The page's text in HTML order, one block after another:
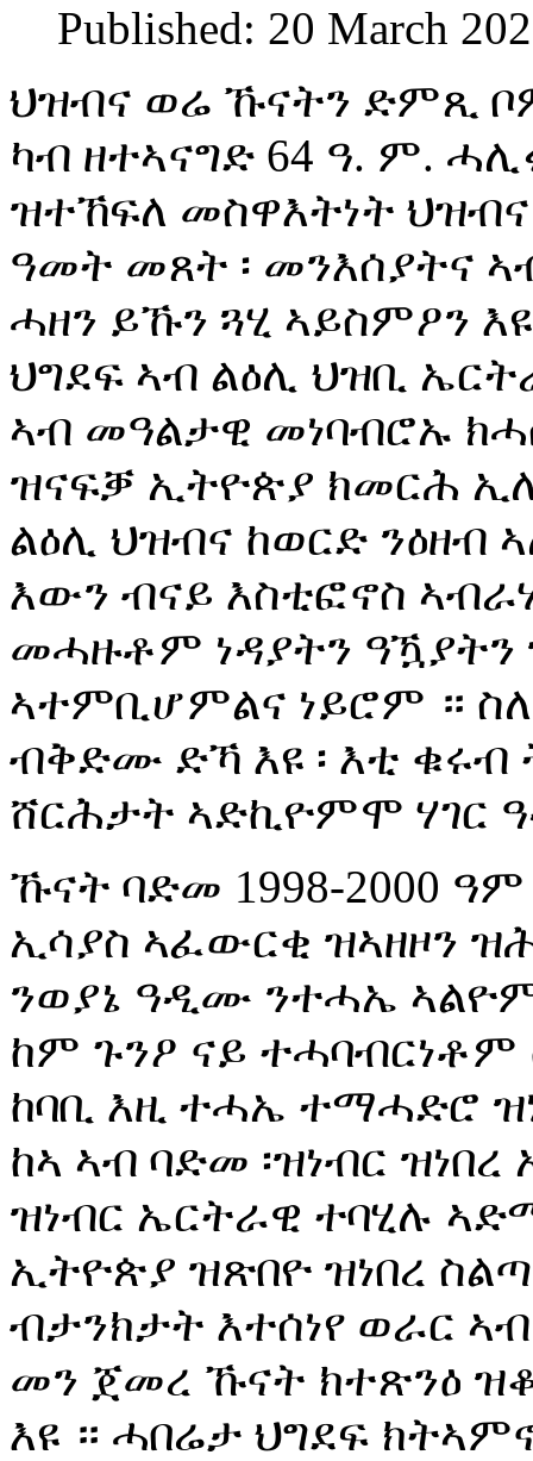
Published: 20 March
ህዝብና ወሬ ኹናትን ድምጺ
ካብ ዘተኣናግድ 64 ዓ. ም.
ዝተኸፍለ መስዋእትነት ህዝብና
ዓመት መጸት ፡ መንእሰያትና
ሓዘን ይኹን ጓሂ ኣይስምዖን
ህግደፍ ኣብ ልዕሊ ህዝቢ
ኣብ መዓልታዊ መነባብሮኡ
ዝናፍቓ ኢትዮጵያ ክመርሕ
ልዕሊ ህዝብና ከወርድ ንዕዘብ
እውን ብናይ እስቲፎኖስ
መሓዙቶም ነዳያትን
ኣተምቢሆምልና ነይሮም ።
ብቅድሙ ድኻ እዩ ፡ እቲ ቁሩብ
ሸርሕታት ኣድኪዮምሞ ሃገር
ኹናት ባድመ 1998-2000
ኢሳያስ ኣፈውርቂ ዝኣዘዞን
ንወያኔ ዓዲሙ ንተሓኤ ኣልዮም
ከም ጉንዖ ናይ
ከባቢ እዚ ተሓኤ ተማሓድሮ
ከኣ ኣብ ባድመ ፡ዝነብር
ዝነብር ኤርትራዊ ተባሂሉ
ኢትዮጵያ ዝጽበዮ ዝነበረ
ብታንክታት እተሰነየ ወራር
መን ጀመረ ኹናት ክተጽንዕ
እዩ ። ሓበሬታ ህግደፍ